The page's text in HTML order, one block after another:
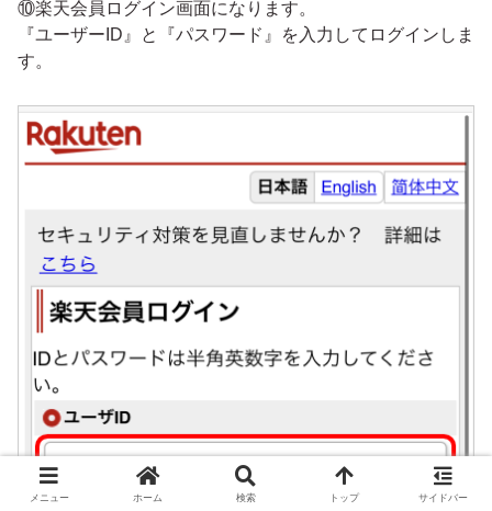
⑩楽天会員ログイン画面になります。
『ユーザーID』と『パスワード』を入力してログインしま
す。
メニュー ホーム 検索 トップ サイドバー